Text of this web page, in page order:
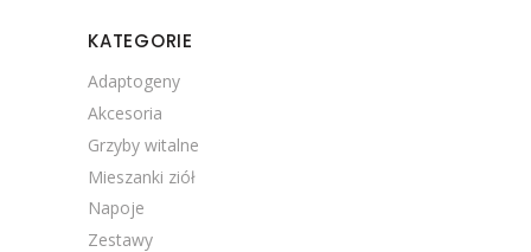
KATEGORIE
Adaptogeny
Akcesoria
Grzyby witalne
Mieszanki ziół
Napoje
Zestawy